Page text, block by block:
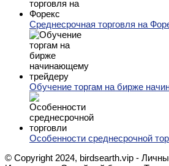
Среднесрочная торговля на
Обучение торгам на бирже
Особенности среднесрочной
© Copyright 2024, birdsearth.vip -